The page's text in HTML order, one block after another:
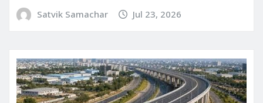
Satvik Samachar Jul 23, 2026